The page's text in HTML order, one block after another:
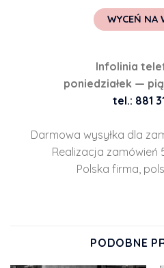
WYCEŃ NA
Infolinia
poniedziałek —
tel.: 881
Darmowa wysyłka dla
Realizacja zamówień
Polska firma,
PODOBNE